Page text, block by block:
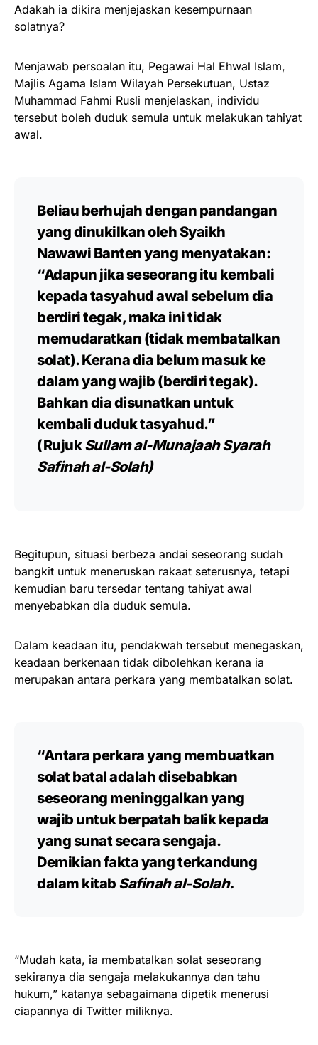
Adakah ia dikira menjejaskan kesempurnaan
solatnya?
Menjawab persoalan itu, Pegawai Hal Ehwal Islam,
Majlis Agama Islam Wilayah Persekutuan, Ustaz
Muhammad Fahmi Rusli menjelaskan, individu
tersebut boleh duduk semula untuk melakukan tahiyat
awal.
Beliau berhujah dengan pandangan
yang dinukilkan oleh Syaikh
Nawawi Banten yang menyatakan:
“Adapun jika seseorang itu kembali
kepada tasyahud awal sebelum dia
berdiri tegak, maka ini tidak
memudaratkan (tidak membatalkan
solat). Kerana dia belum masuk ke
dalam yang wajib (berdiri tegak).
Bahkan dia disunatkan untuk
kembali duduk tasyahud.”
(RujukSullam al-Munajaah Syarah
Safinah al-Solah)
Begitupun, situasi berbeza andai seseorang sudah
bangkit untuk meneruskan rakaat seterusnya, tetapi
kemudian baru tersedar tentang tahiyat awal
menyebabkan dia duduk semula.
Dalam keadaan itu, pendakwah tersebut menegaskan,
keadaan berkenaan tidak dibolehkan kerana ia
merupakan antara perkara yang membatalkan solat.
“Antara perkara yang membuatkan
solat batal adalah disebabkan
seseorang meninggalkan yang
wajib untuk berpatah balik kepada
yang sunat secara sengaja.
Demikian fakta yang terkandung
dalam kitab Safinah al-Solah.
“Mudah kata, ia membatalkan solat seseorang
sekiranya dia sengaja melakukannya dan tahu
hukum,” katanya sebagaimana dipetik menerusi
ciapannya di Twitter miliknya.